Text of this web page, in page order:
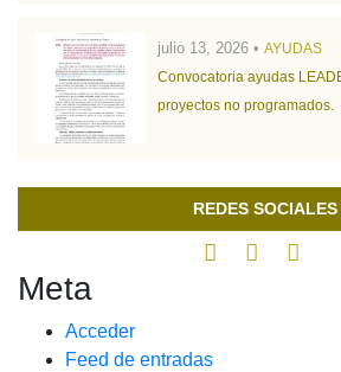
julio 13, 2026 • AYUDAS
Convocatoria ayudas
proyectos no programados.
REDES SOCIALES
Meta
Acceder
Feed de entradas